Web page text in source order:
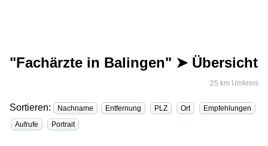
"Fachärzte in Balingen" ➤ Übersicht
25 km Umkreis
Sortieren: Nachname Entfernung PLZ Ort
Empfehlungen
Aufrufe
Portrait